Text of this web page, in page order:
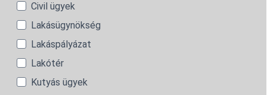
Civil ügyek
Lakásügynökség
Lakáspályázat
Lakótér
Kutyás ügyek